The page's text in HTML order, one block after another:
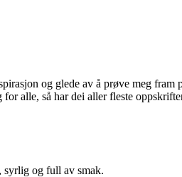
og glede av å prøve meg fram
alle, så har dei aller fleste
syrlig og full av smak.